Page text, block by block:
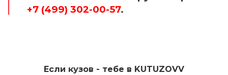
+7 (499) 302-00-57.
Если кузов - тебе в KUTUZOVV